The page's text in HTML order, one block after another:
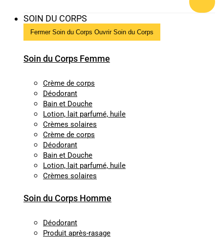
SOIN DU CORPS
Fermer Soin du Corps Ouvrir Soin du Corps
Soin du Corps Femme
Crème de corps
Déodorant
Bain et Douche
Lotion, lait parfumé, huile
Crèmes solaires
Crème de corps
Déodorant
Bain et Douche
Lotion, lait parfumé, huile
Crèmes solaires
Soin du Corps Homme
Déodorant
Produit après-rasage